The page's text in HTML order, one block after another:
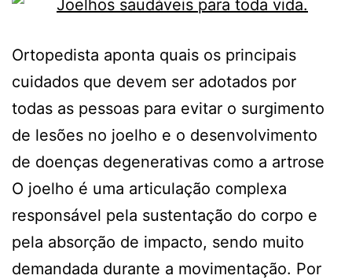
Ortopedista aponta quais os principais
cuidados que devem ser adotados por
todas as pessoas para evitar o surgimento
de lesões no joelho e o desenvolvimento
de doenças degenerativas como a artrose
O joelho é uma articulação complexa
responsável pela sustentação do corpo e
pela absorção de impacto, sendo muito
demandada durante a movimentação. Por